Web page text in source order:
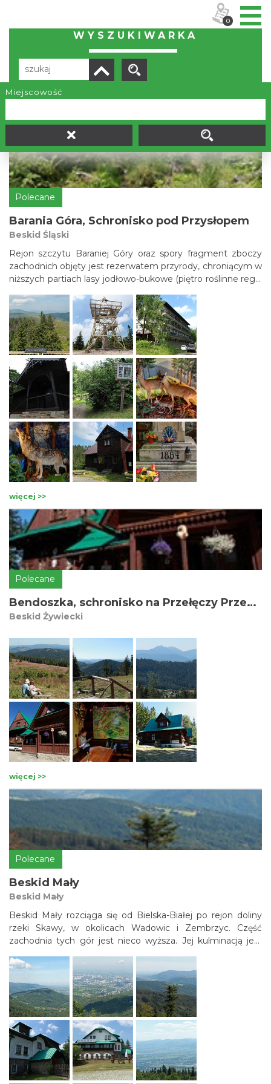
WYSZUKIWARKA
Miejscowość
Polecane
Barania Góra, Schronisko pod Przysłopem
Beskid Śląski
Rejon szczytu Baraniej Góry oraz spory fragment zboczy
zachodnich objęty jest rezerwatem przyrody, chroniącym w
niższych partiach lasy jodłowo-bukowe (piętro roślinne regla
górnego). Wprowadzono tu sztucznie także limby i
kosodrzewinę. Z rzadkich roślin występuje tu m.in. tocja
karpacka, gatunek charakterystyczny głównie dla Alp, w
Karpatach rzadszy. Ochronie podlegają także cieki wodne
Białej i Czarnej Wisełki.
więcej >>
Polecane
Bendoszka, schronisko na Przełęczy Przegibek
Beskid Żywiecki
więcej >>
Polecane
Beskid Mały
Beskid Mały
Beskid Mały rozciąga się od Bielska-Białej po rejon doliny
rzeki Skawy, w okolicach Wadowic i Zembrzyc. Część
zachodnia tych gór jest nieco wyższa. Jej kulminacją jest
Magurki Wilkowickiej (909 m) oraz Hrobaczej Łąki (828).
Część wschodnia Beskidu Małego, choć niższa, jest
powierzchniowo większa. Najwyższym szczytem jest tutaj
Łamana Skała, zwana też Madohorą (929 m), zaś drugim
charakterystycznym masywem - Leskowiec (922). Obszar
parku zajmuje powierzchnię 257 km kw. Wokół niego
znajduje się otulina o powierzchni 222 km. Budowę
geologiczną stanowią przede wszystkim drobnoziarniste i
odporne piaskowce godulskie. W Beskidzie Małym
ustanowiono 22 pomniki przyrody nieożywionej, do których
0